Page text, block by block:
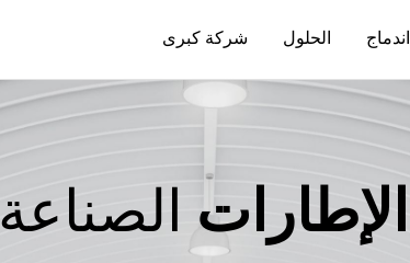
شركة كبرى الحلول اندماج
الإطارات الصناعة